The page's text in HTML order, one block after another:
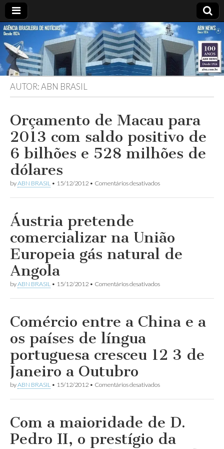
ABN
NEWS
Desde
1924:
ABN
Agência
Brasileira
de
Notícias
S.A.
AUTOR:ABN BRASIL
Orçamento de Macau para
2013 com saldo positivo de
6 bilhões e 528 milhões de
dólares
byABN BRASIL • 15/12/2012 • Comentários desativadosem
de
com
saldo
positivo
de
528
Áustria pretende
comercializar na União
Europeia gás natural de
Angola
byABN BRASIL • 15/12/2012 • Comentários desativadosem
pretende
na
União
de
Comércio entre a China e a
os países de língua
portuguesa cresceu 12 3 de
Janeiro a Outubro
byABN BRASIL • 15/12/2012 • Comentários desativadosem
entre
China
e
os
Com a maioridade de D.
Pedro II, o prestígio da